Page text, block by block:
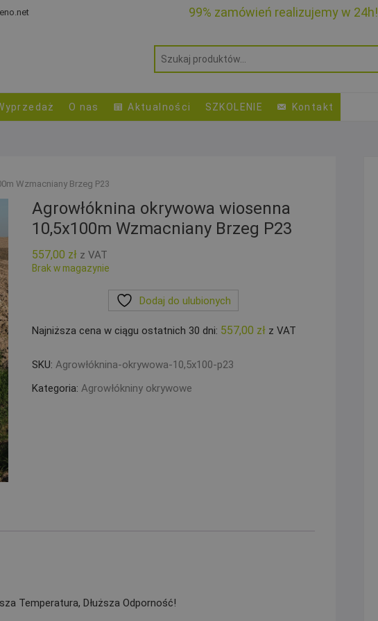
99% zamówień realizujemy w 24h!
O nas Aktualności SZKOLENIE Kontakt
Wzmacniany Brzeg P23
Agrowłóknina okrywowa wiosenna
10,5x100m Wzmacniany Brzeg P23
557,00 zł z VAT
Brak w magazynie
Dodaj do ulubionych
Najniższa cena w ciągu ostatnich 30 dni: 557,00 zł z VAT
SKU: Agrowłóknina-okrywowa-10,5x100-p23
Kategoria: Agrowłókniny okrywowe
Temperatura, Dłuższa Odporność!